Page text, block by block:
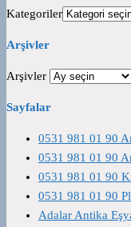
Kategoriler
Arşivler
Arşivler
Sayfalar
0531 981 01 90
0531 981 01 90
0531 981 01 90
0531 981 01 90
Adalar Antika